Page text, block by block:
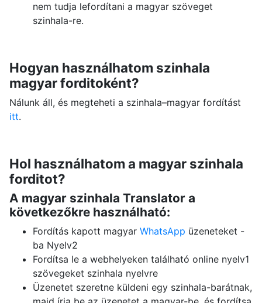
nem tudja lefordítani a magyar szöveget
szinhala-re.
Hogyan használhatom szinhala
magyar forditoként?
Nálunk áll, és megteheti a szinhala–magyar fordítást
itt.
Hol használhatom a magyar szinhala
forditot?
A magyar szinhala Translator a
következőkre használható:
Fordítás kapott magyar WhatsApp üzeneteket -
ba Nyelv2
Fordítsa le a webhelyeken található online nyelv1
szövegeket szinhala nyelvre
Üzenetet szeretne küldeni egy szinhala-barátnak,